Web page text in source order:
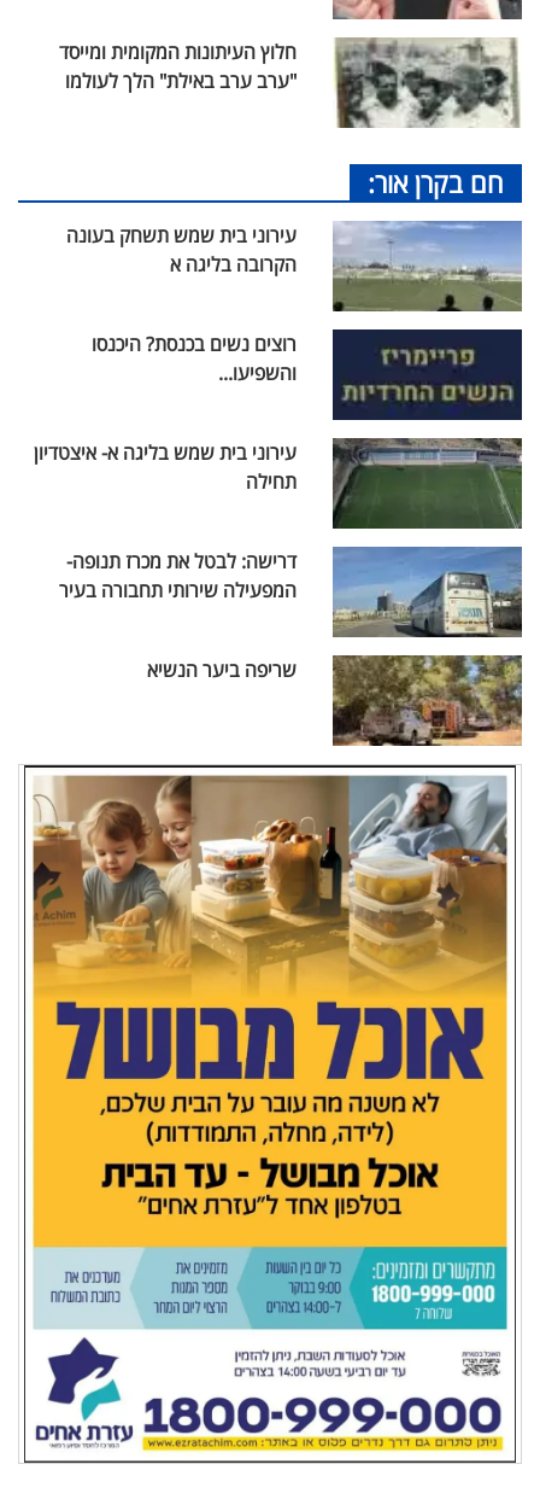
חלוץ העיתונות המקומית ומייסד
"ערב ערב באילת" הלך לעולמו
חם בקרן אור:
עירוני בית שמש תשחק בעונה
הקרובה בליגה א
רוצים נשים בכנסת? היכנסו
והשפיעו...
עירוני בית שמש בליגה א- איצטדיון
תחילה
דרישה: לבטל את מכרז תנופה-
המפעילה שירותי תחבורה בעיר
שריפה ביער הנשיא